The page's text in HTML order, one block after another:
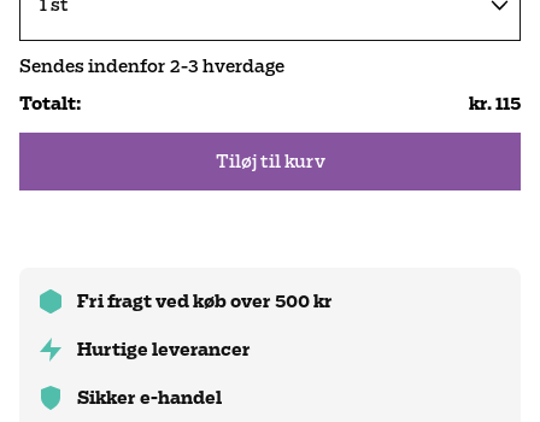
Sendes indenfor 2-3 hverdage
Totalt: kr. 115
Tiløj til kurv
Fri fragt ved køb over 500 kr
Hurtige leverancer
Sikker e-handel